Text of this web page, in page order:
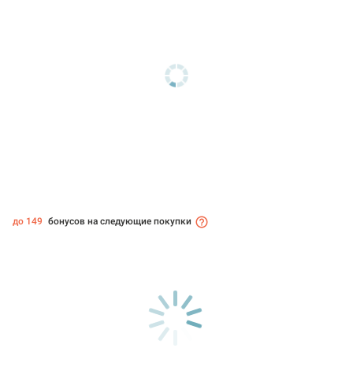
до 149 бонусов на следующие покупки